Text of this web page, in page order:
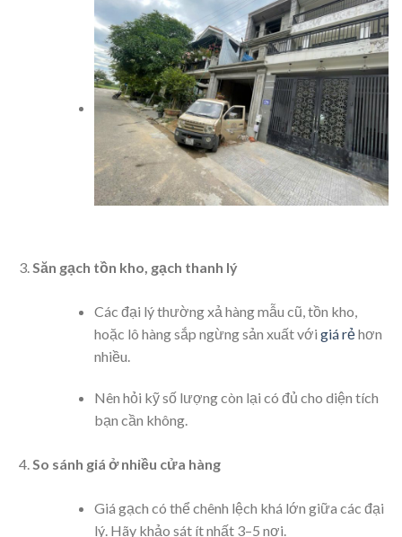
Săn gạch tồn kho, gạch thanh lý
Các đại lý thường xả hàng mẫu cũ, tồn kho,
hoặc lô hàng sắp ngừng sản xuất với giá rẻhơn
nhiều.
Nên hỏi kỹ số lượng còn lại có đủ cho diện tích
bạn cần không.
So sánh giá ở nhiều cửa hàng
Giá gạch có thể chênh lệch khá lớn giữa các đại
lý. Hãy khảo sát ít nhất 3–5 nơi.